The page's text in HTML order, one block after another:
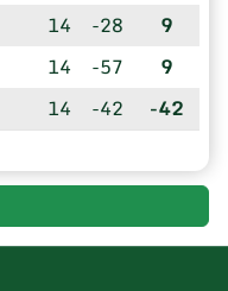
14 -28 9
14 -57 9
14 -42 -42